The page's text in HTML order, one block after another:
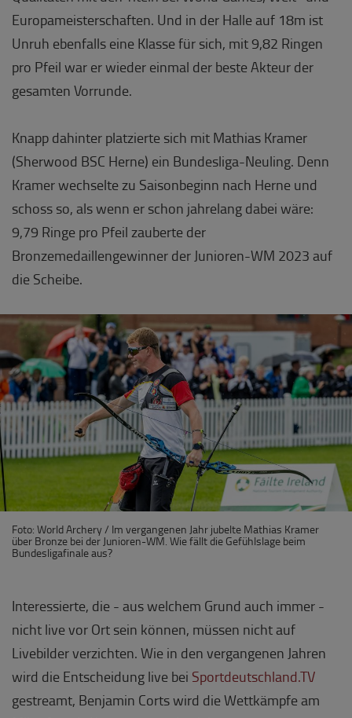
Europameisterschaften. Und in der Halle auf 18m ist
Unruh ebenfalls eine Klasse für sich, mit 9,82 Ringen
pro Pfeil war er wieder einmal der beste Akteur der
gesamten Vorrunde.
Knapp dahinter platzierte sich mit Mathias Kramer
(Sherwood BSC Herne) ein Bundesliga-Neuling. Denn
Kramer wechselte zu Saisonbeginn nach Herne und
schoss so, als wenn er schon jahrelang dabei wäre:
9,79 Ringe pro Pfeil zauberte der
Bronzemedaillengewinner der Junioren-WM 2023 auf
die Scheibe.
Foto: World Archery / Im vergangenen Jahr jubelte Mathias Kramer
über Bronze bei der Junioren-WM. Wie fällt die Gefühlslage beim
Bundesligafinale aus?
Interessierte, die - aus welchem Grund auch immer -
nicht live vor Ort sein können, müssen nicht auf
Livebilder verzichten. Wie in den vergangenen Jahren
wird die Entscheidung live bei Sportdeutschland.TV
gestreamt, Benjamin Corts wird die Wettkämpfe am